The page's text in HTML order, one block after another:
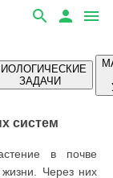
search person menu
ЗАДАЧИ
систем
в почве
Через них